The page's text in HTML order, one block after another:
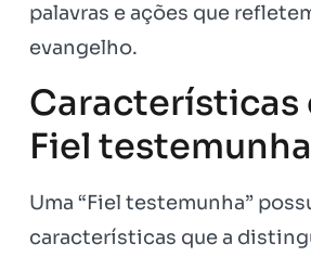
palavras e ações que
evangelho.
Características
Fiel testemunha
Uma “Fiel testemunha”
características que a